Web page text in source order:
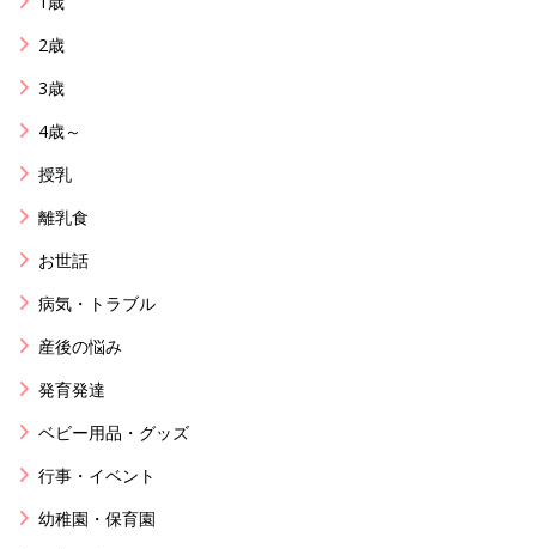
2歳
3歳
4歳～
授乳
離乳食
お世話
病気・トラブル
産後の悩み
発育発達
ベビー用品・グッズ
行事・イベント
幼稚園・保育園